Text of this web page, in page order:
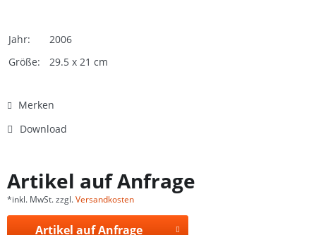
Jahr:
2006
Größe:
29.5 x 21 cm
Merken
Download
Artikel auf Anfrage
*inkl. MwSt. zzgl.Versandkosten
Artikel auf Anfrage